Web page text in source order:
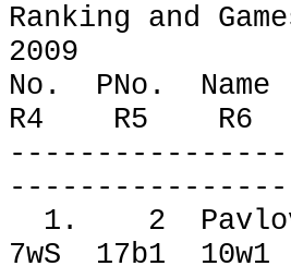
Ranking and
2009
No.
R4 R5 R6
1. 2
7wЅ 17b1